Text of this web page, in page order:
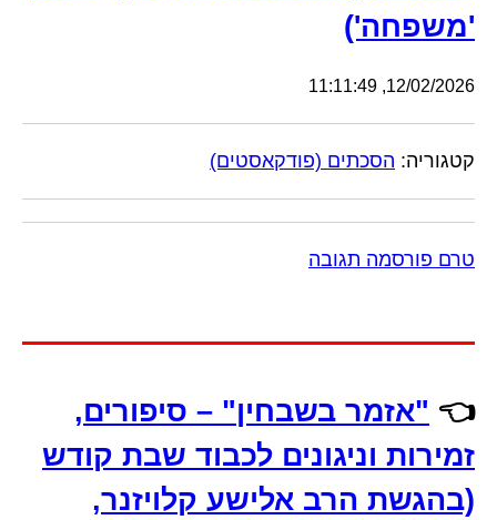
'משפחה')
12/02/2026, 11:11:49
קטגוריה: הסכתים (פודקאסטים)
טרם פורסמה תגובה
👈 "אזמר בשבחין" – סיפורים,
זמירות וניגונים לכבוד שבת קודש
(בהגשת הרב אלישע קלויזנר,